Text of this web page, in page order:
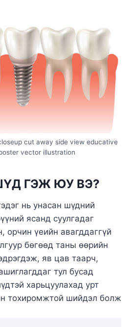
cut away side view educative
vector illustration
ГЭЖ ЮУ ВЭ?
нь унасан шүдний
ясанд суулгадаг
орчин үеийн авагддаггүй
бөгөөд таны өөрийн
яв цав таарч,
тул бусад
харьцуулахад урт
тохиромжтой шийдэл болж